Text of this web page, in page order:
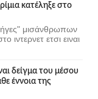
κατέληξε στο
μισάνθρωπων
ιντερνετ ετσι ειναι
δείγμα του μέσου
έννοια της